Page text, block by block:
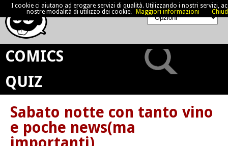
COMICS
QUIZ
Sabato notte con tanto vino
e poche news(ma
I cookie ci aiutano ad erogare servizi di qualità. Utilizzando i nostri servizi,
nostre modalità di utilizzo dei cookie.
Maggiori informazioni